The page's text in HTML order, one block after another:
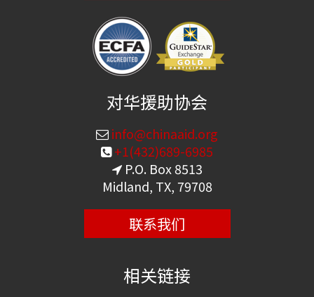
对华援助协会
info@chinaaid.org
+1(432)689-6985
P.O. Box 8513
Midland, TX, 79708
联系我们
相关链接